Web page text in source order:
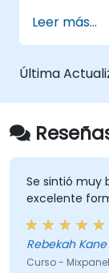
Leer más...
Última
Se sintió muy
excelente
Rebekah
Curso - Mixpanel